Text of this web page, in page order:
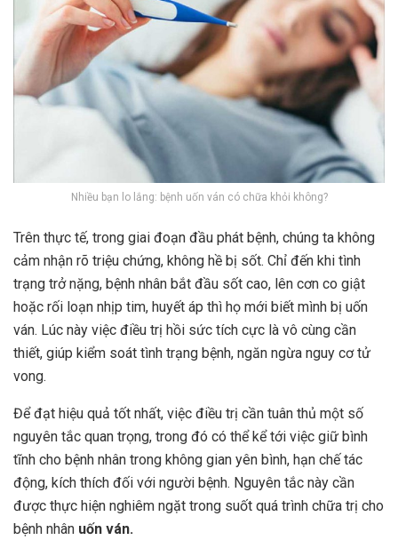
Nhiều bạn lo lắng: bệnh uốn ván có chữa khỏi không?
Trên thực tế, trong giai đoạn đầu phát bệnh, chúng ta không
cảm nhận rõ triệu chứng, không hề bị sốt. Chỉ đến khi tình
trạng trở nặng, bệnh nhân bắt đầu sốt cao, lên cơn co giật
hoặc rối loạn nhịp tim, huyết áp thì họ mới biết mình bị uốn
ván. Lúc này việc điều trị hồi sức tích cực là vô cùng cần
thiết, giúp kiểm soát tình trạng bệnh, ngăn ngừa nguy cơ tử
vong.
Để đạt hiệu quả tốt nhất, việc điều trị cần tuân thủ một số
nguyên tắc quan trọng, trong đó có thể kể tới việc giữ bình
tĩnh cho bệnh nhân trong không gian yên bình, hạn chế tác
động, kích thích đối với người bệnh. Nguyên tắc này cần
được thực hiện nghiêm ngặt trong suốt quá trình chữa trị cho
bệnh nhân uốn ván.